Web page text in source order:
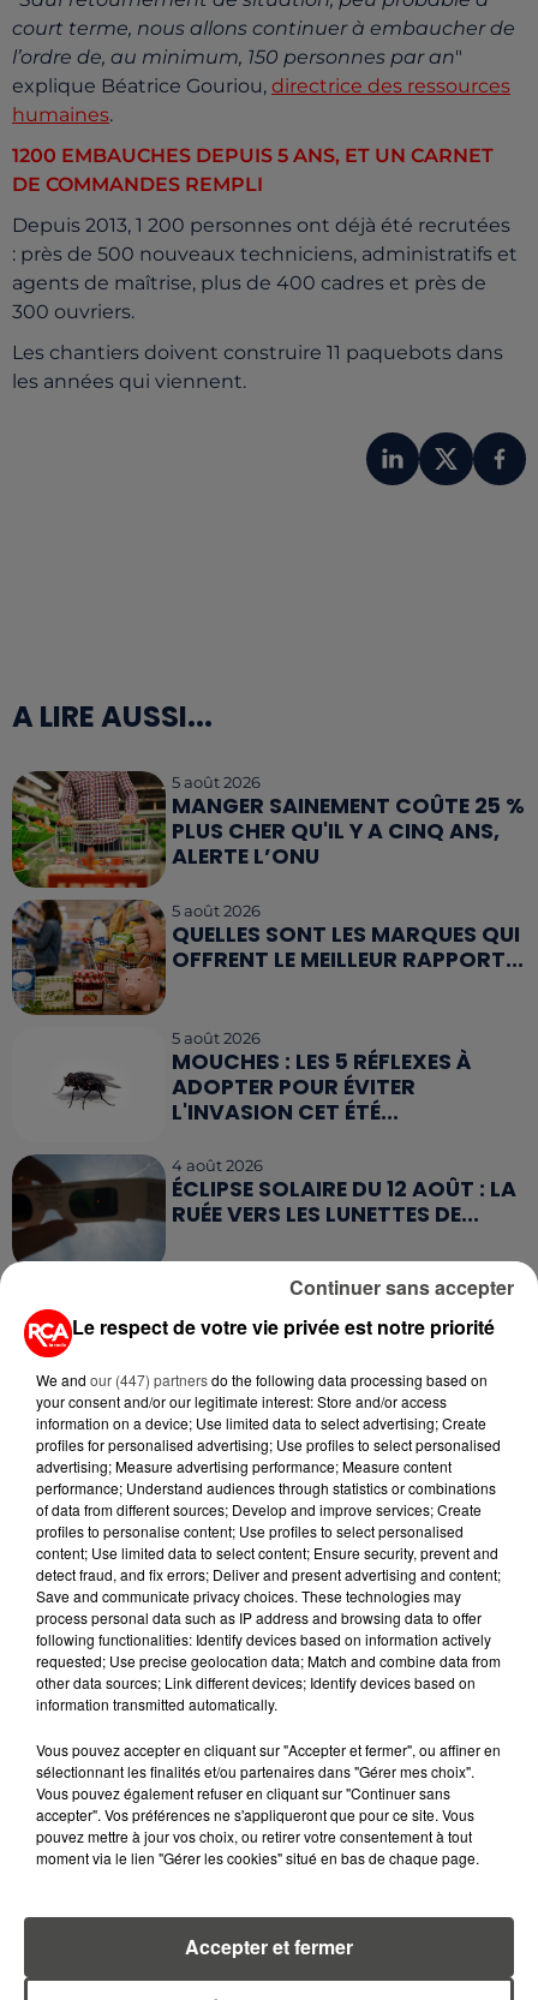
court terme, nous allons continuer à embaucher de
l’ordre de, au minimum, 150 personnes par an"
explique Béatrice Gouriou, directrice des ressources
humaines.
1200 EMBAUCHES DEPUIS 5 ANS, ET UN CARNET
DE COMMANDES REMPLI
Depuis 2013, 1 200 personnes ont déjà été recrutées
: près de 500 nouveaux techniciens, administratifs et
agents de maîtrise, plus de 400 cadres et près de
300 ouvriers.
Les chantiers doivent construire 11 paquebots dans
les années qui viennent.
A LIRE AUSSI...
5 août 2026
MANGER SAINEMENT COÛTE 25 %
PLUS CHER QU'IL Y A CINQ ANS,
ALERTE L’ONU
5 août 2026
QUELLES SONT LES MARQUES QUI
OFFRENT LE MEILLEUR RAPPORT...
5 août 2026
MOUCHES : LES 5 RÉFLEXES À
ADOPTER POUR ÉVITER
L'INVASION CET ÉTÉ...
4 août 2026
ÉCLIPSE SOLAIRE DU 12 AOÛT : LA
RUÉE VERS LES LUNETTES DE...
CAMPING-CAR : CE QUE VOUS
AVEZ LE DROIT DE FAIRE... ET LES
3 août 2026
ASSURANCES : TOUT SAVOIR
SUR L'AUGMENTATION DE LA «
TAXE ATTENTAT »...
RETROUVEZ TOUTE L'ACTU DE LA RÉGION ET
RECEVEZ LES ALERTES INFOS DE LA RÉDACTION
EN TÉLÉCHARGEANT L'APPLICATION MOBILE
RCA
LA RÉDACTION
RCA
Voir toute l'équipe RCA
DIMITRI COUTAND
Le respect de votre vie privée est notre priorité
We and our (447) partnersdo the following data processing based on
your consent and/or our legitimate interest: Store and/or access
information on a device; Use limited data to select advertising; Create
profiles for personalised advertising; Use profiles to select personalised
advertising; Measure advertising performance; Measure content
performance; Understand audiences through statistics or combinations
of data from different sources; Develop and improve services; Create
profiles to personalise content; Use profiles to select personalised
content; Use limited data to select content; Ensure security, prevent and
detect fraud, and fix errors; Deliver and present advertising and content;
Save and communicate privacy choices. These technologies may
process personal data such as IP address and browsing data to offer
following functionalities: Identify devices based on information actively
requested; Use precise geolocation data; Match and combine data from
other data sources; Link different devices; Identify devices based on
information transmitted automatically.
Vous pouvez accepter en cliquant sur "Accepter et fermer", ou affiner en
sélectionnant les finalités et/ou partenaires dans "Gérer mes choix".
Vous pouvez également refuser en cliquant sur "Continuer sans
accepter". Vos préférences ne s'appliqueront que pour ce site. Vous
pouvez mettre à jour vos choix, ou retirer votre consentement à tout
moment via le lien "Gérer les cookies" situé en bas de chaque page.
Accepter et fermer
Continuer sans accepter